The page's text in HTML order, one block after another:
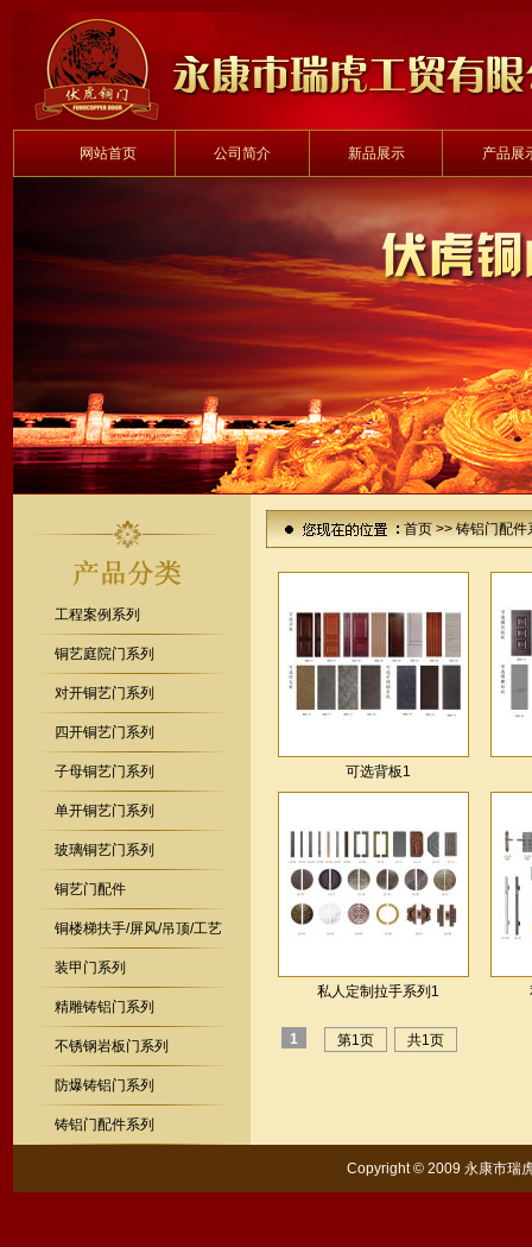
网站首页 公司简介 新品展示 产品展
工程案例系列
铜艺庭院门系列
对开铜艺门系列
四开铜艺门系列
子母铜艺门系列
单开铜艺门系列
玻璃铜艺门系列
铜艺门配件
铜楼梯扶手/屏风/吊顶/工艺
装甲门系列
精雕铸铝门系列
不锈钢岩板门系列
防爆铸铝门系列
铸铝门配件系列
首页>>铸铝门配件
可选背板1
私人定制拉手系列1
1 第1页 共1页
Copyright © 2009 永康市瑞